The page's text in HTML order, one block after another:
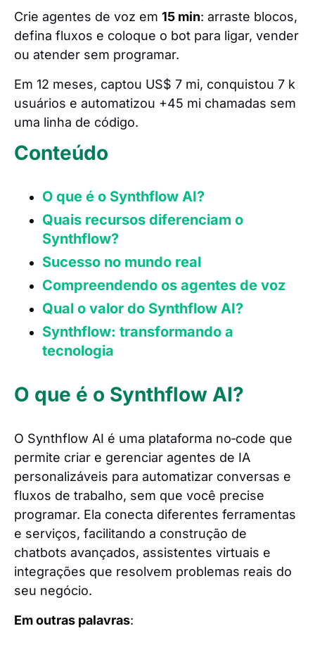
Crie agentes de voz em 15 min: arraste blocos,
defina fluxos e coloque o bot para ligar, vender
ou atender sem programar.
Em 12 meses, captou US$ 7 mi, conquistou 7 k
usuários e automatizou +45 mi chamadas sem
uma linha de código.
Conteúdo
O que é o Synthflow AI?
Quais recursos diferenciam o
Synthflow?
Sucesso no mundo real
Compreendendo os agentes de voz
Qual o valor do Synthflow AI?
Synthflow: transformando a
tecnologia
O que é o Synthflow AI?
O Synthflow AI é uma plataforma no‑code que
permite criar e gerenciar agentes de IA
personalizáveis para automatizar conversas e
fluxos de trabalho, sem que você precise
programar. Ela conecta diferentes ferramentas
e serviços, facilitando a construção de
chatbots avançados, assistentes virtuais e
integrações que resolvem problemas reais do
seu negócio.
Em outras palavras: